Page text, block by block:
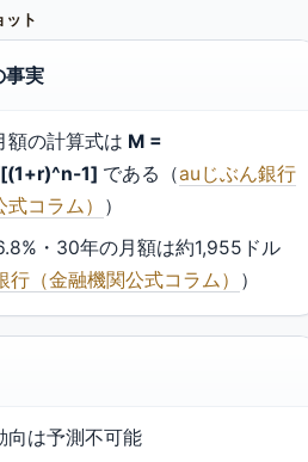
ット
事実
額の計算式は M =
1] である（auじぶん銀行
式コラム） ）
・30年の月額は約1,955ドル
行（金融機関公式コラム） ）
向は予測不可能